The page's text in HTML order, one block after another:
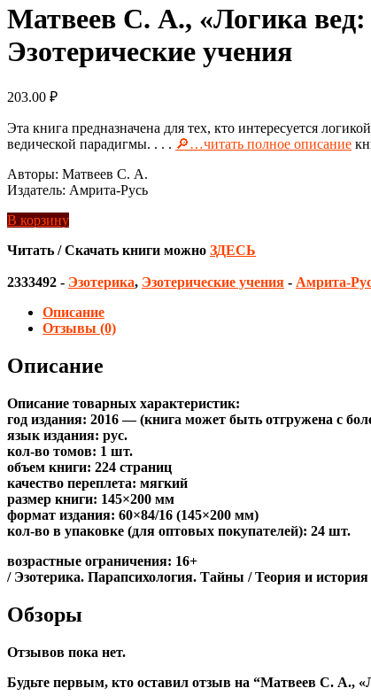
Матвеев С. А., «Логика вед:
Эзотерические учения
203.00 ₽
Эта книга предназначена для тех, кто интересуется
ведической парадигмы. . . . 🔎…читать полное описание
Авторы: Матвеев С. А.
Издатель: Амрита-Русь
В корзину
Читать / Скачать книги можно ЗДЕСЬ
2333492 - Эзотерика, Эзотерические учения - Амрита-
Описание
Отзывы (0)
Описание
Описание товарных характеристик:
год издания: 2016 — (книга может быть отгружена c
язык издания: рус.
кол-во томов: 1 шт.
объем книги: 224 страниц
качество переплета: мягкий
размер книги: 145×200 мм
формат издания: 60×84/16 (145×200 мм)
кол-во в упаковке (для оптовых покупателей): 24 шт.
возрастные ограничения: 16+
/ Эзотерика. Парапсихология. Тайны / Теория и история
Обзоры
Отзывов пока нет.
Будьте первым, кто оставил отзыв на “Матвеев С. А.,